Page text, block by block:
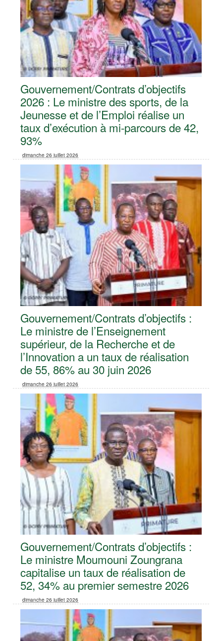
Gouvernement/Contrats d’objectifs
2026 : Le ministre des sports, de la
Jeunesse et de l’Emploi réalise un
taux d’exécution à mi-parcours de 42,
93%
dimanche 26 juillet 2026
Gouvernement/Contrats d’objectifs :
Le ministre de l’Enseignement
supérieur, de la Recherche et de
l’Innovation a un taux de réalisation
de 55, 86% au 30 juin 2026
dimanche 26 juillet 2026
Gouvernement/Contrats d’objectifs :
Le ministre Moumouni Zoungrana
capitalise un taux de réalisation de
52, 34% au premier semestre 2026
dimanche 26 juillet 2026